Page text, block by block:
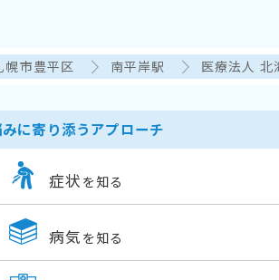
幌市豊平区 南平岸駅 医療法人 北
に寄り添うアプローチ
症状 を知る
病気 を知る